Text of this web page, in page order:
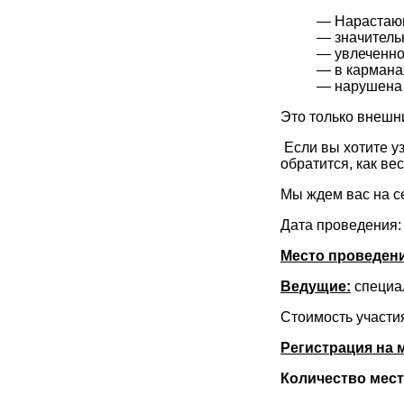
—
—
—
— в
— нарушена
Это только
Если вы хотите
обратится, как
Мы ждем вас на
Дата
Место
Ведущие:
Стоимость
Регистрация на
Количество